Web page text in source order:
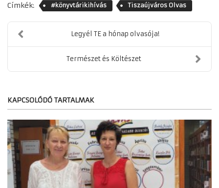
Címkék: #könyvtárikihívás Tiszaújváros Olvas
Legyél TE a hónap olvasója!
Természet és Költészet
KAPCSOLÓDÓ TARTALMAK